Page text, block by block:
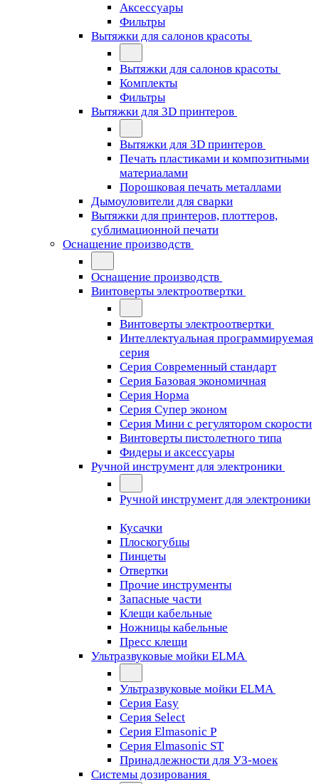
Аксессуары
Фильтры
Вытяжки для салонов красоты
Вытяжки для салонов красоты
Комплекты
Фильтры
Вытяжки для 3D принтеров
Вытяжки для 3D принтеров
Печать пластиками и композитными
материалами
Порошковая печать металлами
Дымоуловители для сварки
Вытяжки для принтеров, плоттеров,
сублимационной печати
Оснащение производств
Оснащение производств
Винтоверты электроотвертки
Винтоверты электроотвертки
Интеллектуальная программируемая
серия
Серия Современный стандарт
Серия Базовая экономичная
Серия Норма
Серия Cупер эконом
Серия Мини с регулятором скорости
Винтоверты пистолетного типа
Фидеры и аксессуары
Ручной инструмент для электроники
Ручной инструмент для электроники
Кусачки
Плоскогубцы
Пинцеты
Отвертки
Прочие инструменты
Запасные части
Клещи кабельные
Ножницы кабельные
Пресс клещи
Ультразвуковые мойки ELMA
Ультразвуковые мойки ELMA
Серия Easy
Серия Select
Серия Elmasonic P
Серия Elmasonic ST
Принадлежности для УЗ-моек
Системы дозирования